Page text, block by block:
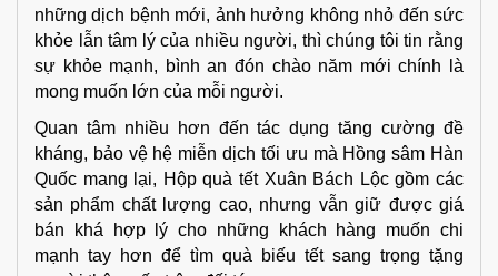
những dịch bệnh mới, ảnh hưởng không nhỏ đến sức
khỏe lẫn tâm lý của nhiều người, thì chúng tôi tin rằng
sự khỏe mạnh, bình an đón chào năm mới chính là
mong muốn lớn của mỗi người.
Quan tâm nhiều hơn đến tác dụng tăng cường đề
kháng, bảo vệ hệ miễn dịch tối ưu mà Hồng sâm Hàn
Quốc mang lại, Hộp quà tết Xuân Bách Lộc gồm các
sản phẩm chất lượng cao, nhưng vẫn giữ được giá
bán khá hợp lý cho những khách hàng muốn chi
mạnh tay hơn để tìm quà biếu tết sang trọng tặng